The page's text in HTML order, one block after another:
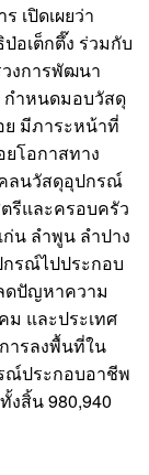
เปิดเผยว่า
อเต็กตึ๊ง ร่วมกับ
งการพัฒนา
ำหนดมอบวัสดุ
มีภาระหน้าที่
ยโอกาสทาง
ลนวัสดุอุปกรณ์
รีและครอบครัว
น ลำพูน ลำปาง
รณ์ไปประกอบ
ดปัญหาความ
และประเทศ
ารลงพื้นที่ใน
ณ์ประกอบอาชีพ
งสิ้น 980,940